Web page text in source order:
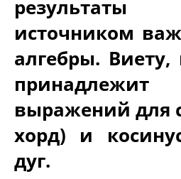
результаты
источником
алгебры. Виету,
выражений для
хорд) и
дуг.